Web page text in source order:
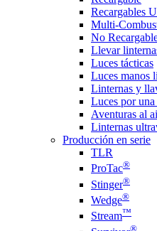
Recargables
Multi-
No
Llevar
Luces tácticas
Luces manos
Linternas y
Luces por una
Aventuras al
Linternas
Producción en serie
TLR
ProTac®
Stinger®
Wedge®
Stream™
®